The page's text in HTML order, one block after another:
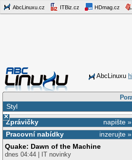
AbcLinuxu.cz ITBiz.cz HDmag.cz
AbcLinuxu
Styl
×
napište »
Zprávičky
inzerujte »
Pracovní nabídky
Quake: Dawn of the Machine
dnes 04:44 | IT novinky